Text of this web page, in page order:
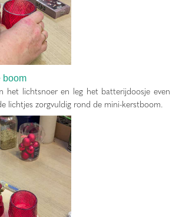
boom
het lichtsnoer en leg het batterijdoosje even
lichtjes zorgvuldig rond de mini-kerstboom.